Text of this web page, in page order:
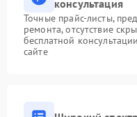
консультация
Точные прайс-листы,
ремонта, отсутствие
бесплатной
сайте